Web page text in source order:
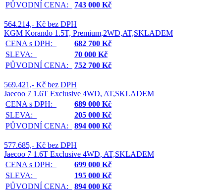
PŮVODNÍ CENA:
743 000 Kč
564.214,- Kč bez DPH
KGM Korando 1.5T, Premium,2WD,AT,SKLADEM
CENA s DPH:
682 700 Kč
SLEVA:
70 000 Kč
PŮVODNÍ CENA:
752 700 Kč
569.421,- Kč bez DPH
Jaecoo 7 1.6T Exclusive 4WD, AT,SKLADEM
CENA s DPH:
689 000 Kč
SLEVA:
205 000 Kč
PŮVODNÍ CENA:
894 000 Kč
577.685,- Kč bez DPH
Jaecoo 7 1.6T Exclusive 4WD, AT,SKLADEM
CENA s DPH:
699 000 Kč
SLEVA:
195 000 Kč
PŮVODNÍ CENA:
894 000 Kč